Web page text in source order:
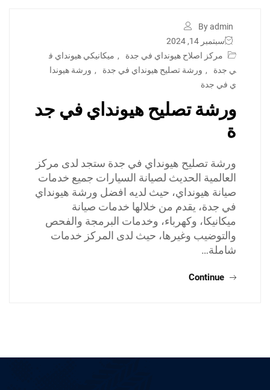
By admin
سبتمبر 14, 2024
مركز اصلاح هيونداي في جدة
, ميكانيكي هيونداي ف
ي جدة
, ورشة تصليح هيونداي في جدة , ورشة هيوندا
ي في جدة
ورشة تصليح هيونداي في جد
ة
ورشة تصليح هيونداي في جدة ستجد لدى مركز
العالمية الحديث لصيانة السيارات جميع خدمات
صيانة هيونداي، حيث لديه افضل ورشة هيونداي
في جدة، يقدم من خلالها خدمات صيانة
ميكانيكا، وكهرباء، وخدمات البرمجة والفحص
والتوضيب وغيرها، حيث لدى المركز خدمات
شاملة…
Continue